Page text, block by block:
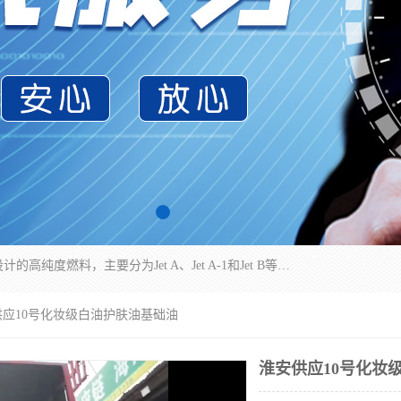
航空煤油（Jet Fuel）是专门为喷气式航空发动机设计的高纯度燃料，主要分为Jet A、Jet A-1和Jet B等类型。其特点是闪点高、低温流动性好，并添加了抗静电剂和抗氧化剂以确保飞行安全。航空煤油需
10号化妆级白油护肤油基础油
淮安供应10号化妆